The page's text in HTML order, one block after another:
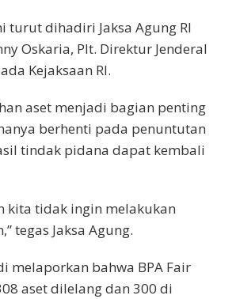
turut dihadiri Jaksa Agung RI
Oskaria, Plt. Direktur Jenderal
Kejaksaan RI.
aset menjadi bagian penting
berhenti pada penuntutan
tindak pidana dapat kembali
kita tidak ingin melakukan
tegas Jaksa Agung.
melaporkan bahwa BPA Fair
aset dilelang dan 300 di